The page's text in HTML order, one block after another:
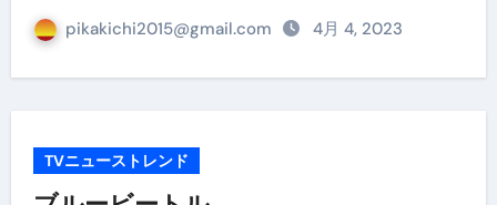
pikakichi2015@gmail.com 4月 4, 2023
TVニューストレンド